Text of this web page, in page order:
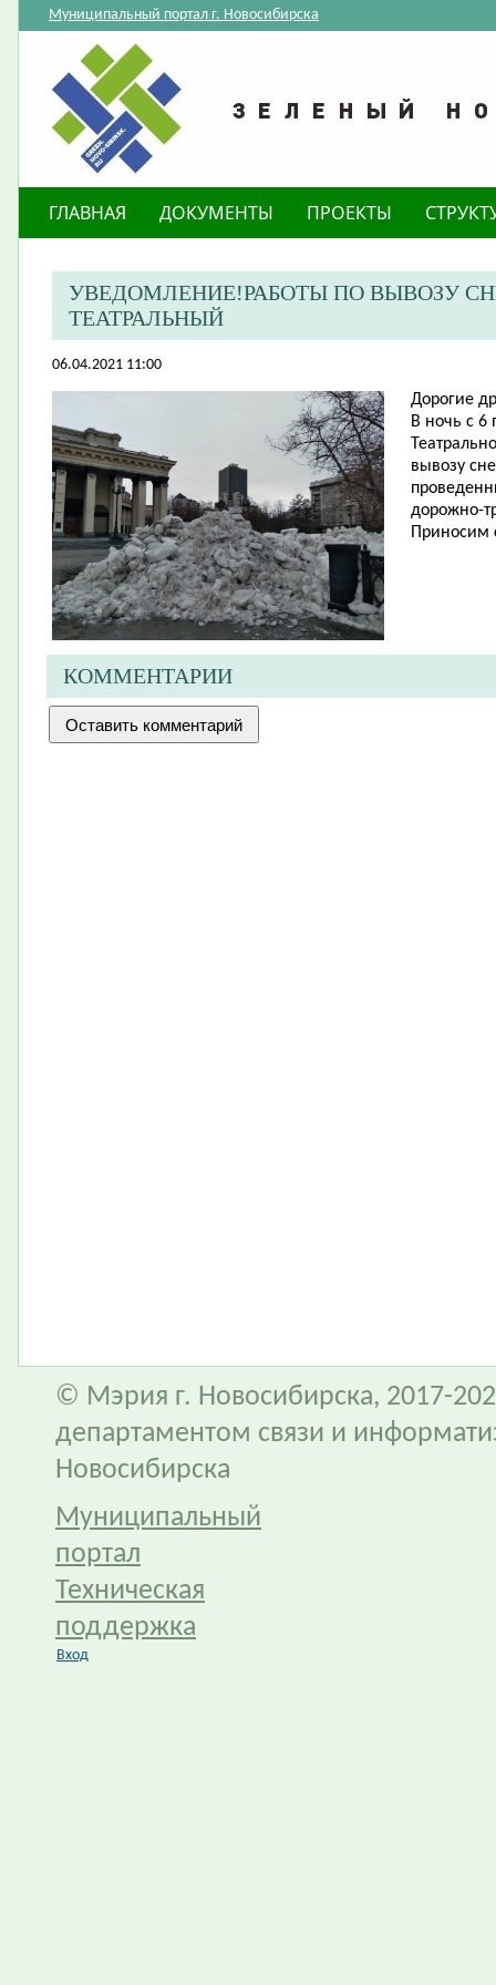
Муниципальный портал г. Новосибирска
ГЛАВНАЯ ДОКУМЕНТЫ ПРОЕКТЫ
УВЕДОМЛЕНИЕ!РАБОТЫ ПО ВЫВОЗУ
ТЕАТРАЛЬНЫЙ
06.04.2021 11:00
​Дорогие
В ночь с 6
вывозу
дорожно-
Приносим
КОММЕНТАРИИ
© Мэрия г. Новосибирска, 2017-
департаментом связи и
Новосибирска
Муниципальный
портал
Техническая
поддержка
Вход